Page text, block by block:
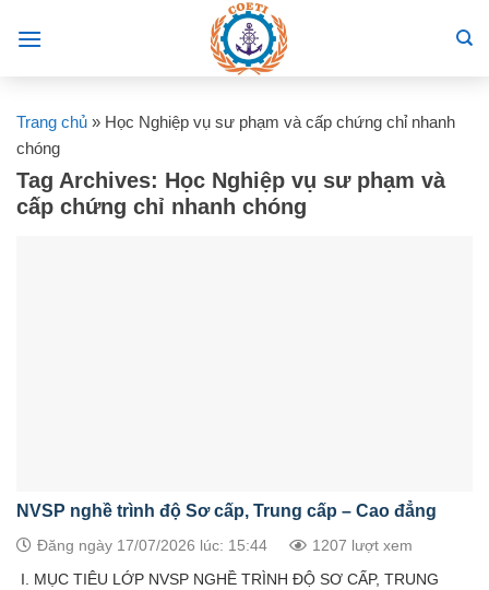
Trang chủ » Học Nghiệp vụ sư phạm và cấp chứng chỉ nhanh
chóng
Tag Archives: Học Nghiệp vụ sư phạm và
cấp chứng chỉ nhanh chóng
NVSP nghề trình độ Sơ cấp, Trung cấp – Cao đẳng
Đăng ngày 17/07/2026 lúc: 15:44 1207 lượt xem
I. MỤC TIÊU LỚP NVSP NGHỀ TRÌNH ĐỘ SƠ CẤP, TRUNG